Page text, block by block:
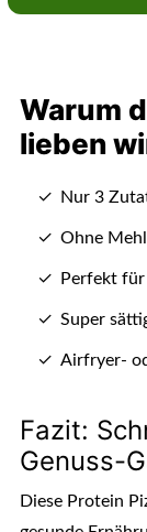
Warum
lieben
Nur 3
Ohne
Perfekt
Super
Airfryer-
Fazit:
Genuss-
Diese Protein